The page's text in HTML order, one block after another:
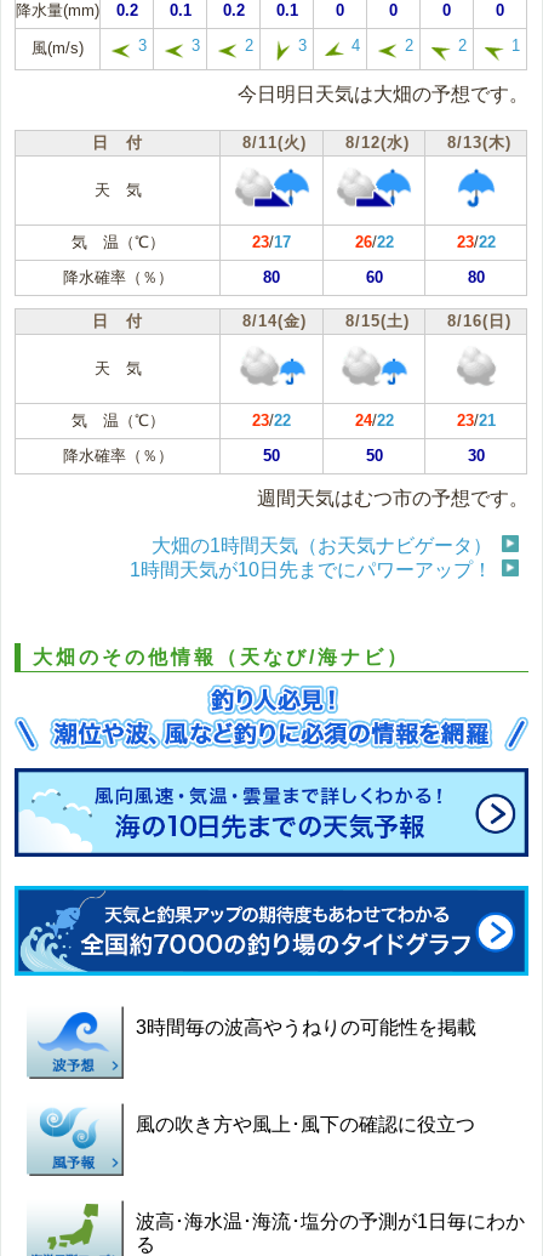
降水量(mm)
0.2 0.1 0.2 0.1 0 0 0 0
風(m/s) 3 3 2 3 4 2 2 1
今日明日天気は大畑の予想です。
日 付 8/11(火) 8/12(水) 8/13(木)
天 気
気 温（℃） 23/17 26/22 23/22
降水確率（％）
80 60 80
日 付 8/14(金) 8/15(土) 8/16(日)
天 気
気 温（℃） 23/22 24/22 23/21
降水確率（％）
50 50 30
週間天気はむつ市の予想です。
大畑の1時間天気（お天気ナビゲータ）
1時間天気が10日先までにパワーアップ！
大畑のその他情報（天なび/海ナビ）
3時間毎の波高やうねりの可能性を掲載
風の吹き方や風上･風下の確認に役立つ
波高･海水温･海流･塩分の予測が1日毎にわか
る